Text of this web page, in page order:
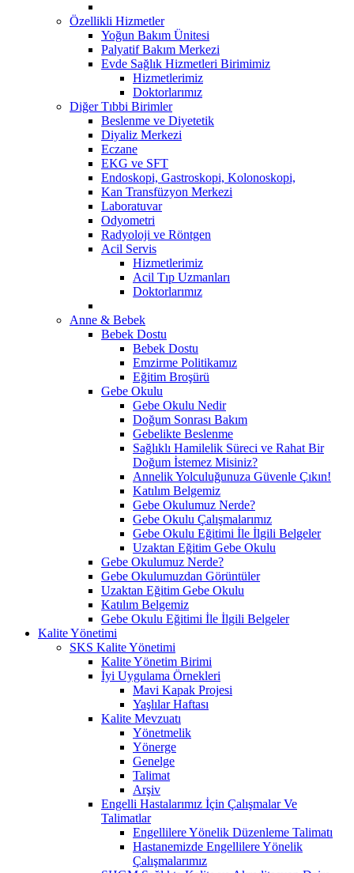
Özellikli Hizmetler
Yoğun Bakım Ünitesi
Palyatif Bakım Merkezi
Evde Sağlık Hizmetleri Birimimiz
Hizmetlerimiz
Doktorlarımız
Diğer Tıbbi Birimler
Beslenme ve Diyetetik
Diyaliz Merkezi
Eczane
EKG ve SFT
Endoskopi, Gastroskopi, Kolonoskopi,
Kan Transfüzyon Merkezi
Laboratuvar
Odyometri
Radyoloji ve Röntgen
Acil Servis
Hizmetlerimiz
Acil Tıp Uzmanları
Doktorlarımız
Anne & Bebek
Bebek Dostu
Bebek Dostu
Emzirme Politikamız
Eğitim Broşürü
Gebe Okulu
Gebe Okulu Nedir
Doğum Sonrası Bakım
Gebelikte Beslenme
Sağlıklı Hamilelik Süreci ve Rahat Bir
Doğum İstemez Misiniz?
Annelik Yolculuğunuza Güvenle Çıkın!
Katılım Belgemiz
Gebe Okulumuz Nerde?
Gebe Okulu Çalışmalarımız
Gebe Okulu Eğitimi İle İlgili Belgeler
Uzaktan Eğitim Gebe Okulu
Gebe Okulumuz Nerde?
Gebe Okulumuzdan Görüntüler
Uzaktan Eğitim Gebe Okulu
Katılım Belgemiz
Gebe Okulu Eğitimi İle İlgili Belgeler
Kalite Yönetimi
SKS Kalite Yönetimi
Kalite Yönetim Birimi
İyi Uygulama Örnekleri
Mavi Kapak Projesi
Yaşlılar Haftası
Kalite Mevzuatı
Yönetmelik
Yönerge
Genelge
Talimat
Arşiv
Engelli Hastalarımız İçin Çalışmalar Ve
Talimatlar
Engellilere Yönelik Düzenleme Talimatı
Hastanemizde Engellilere Yönelik
Çalışmalarımız